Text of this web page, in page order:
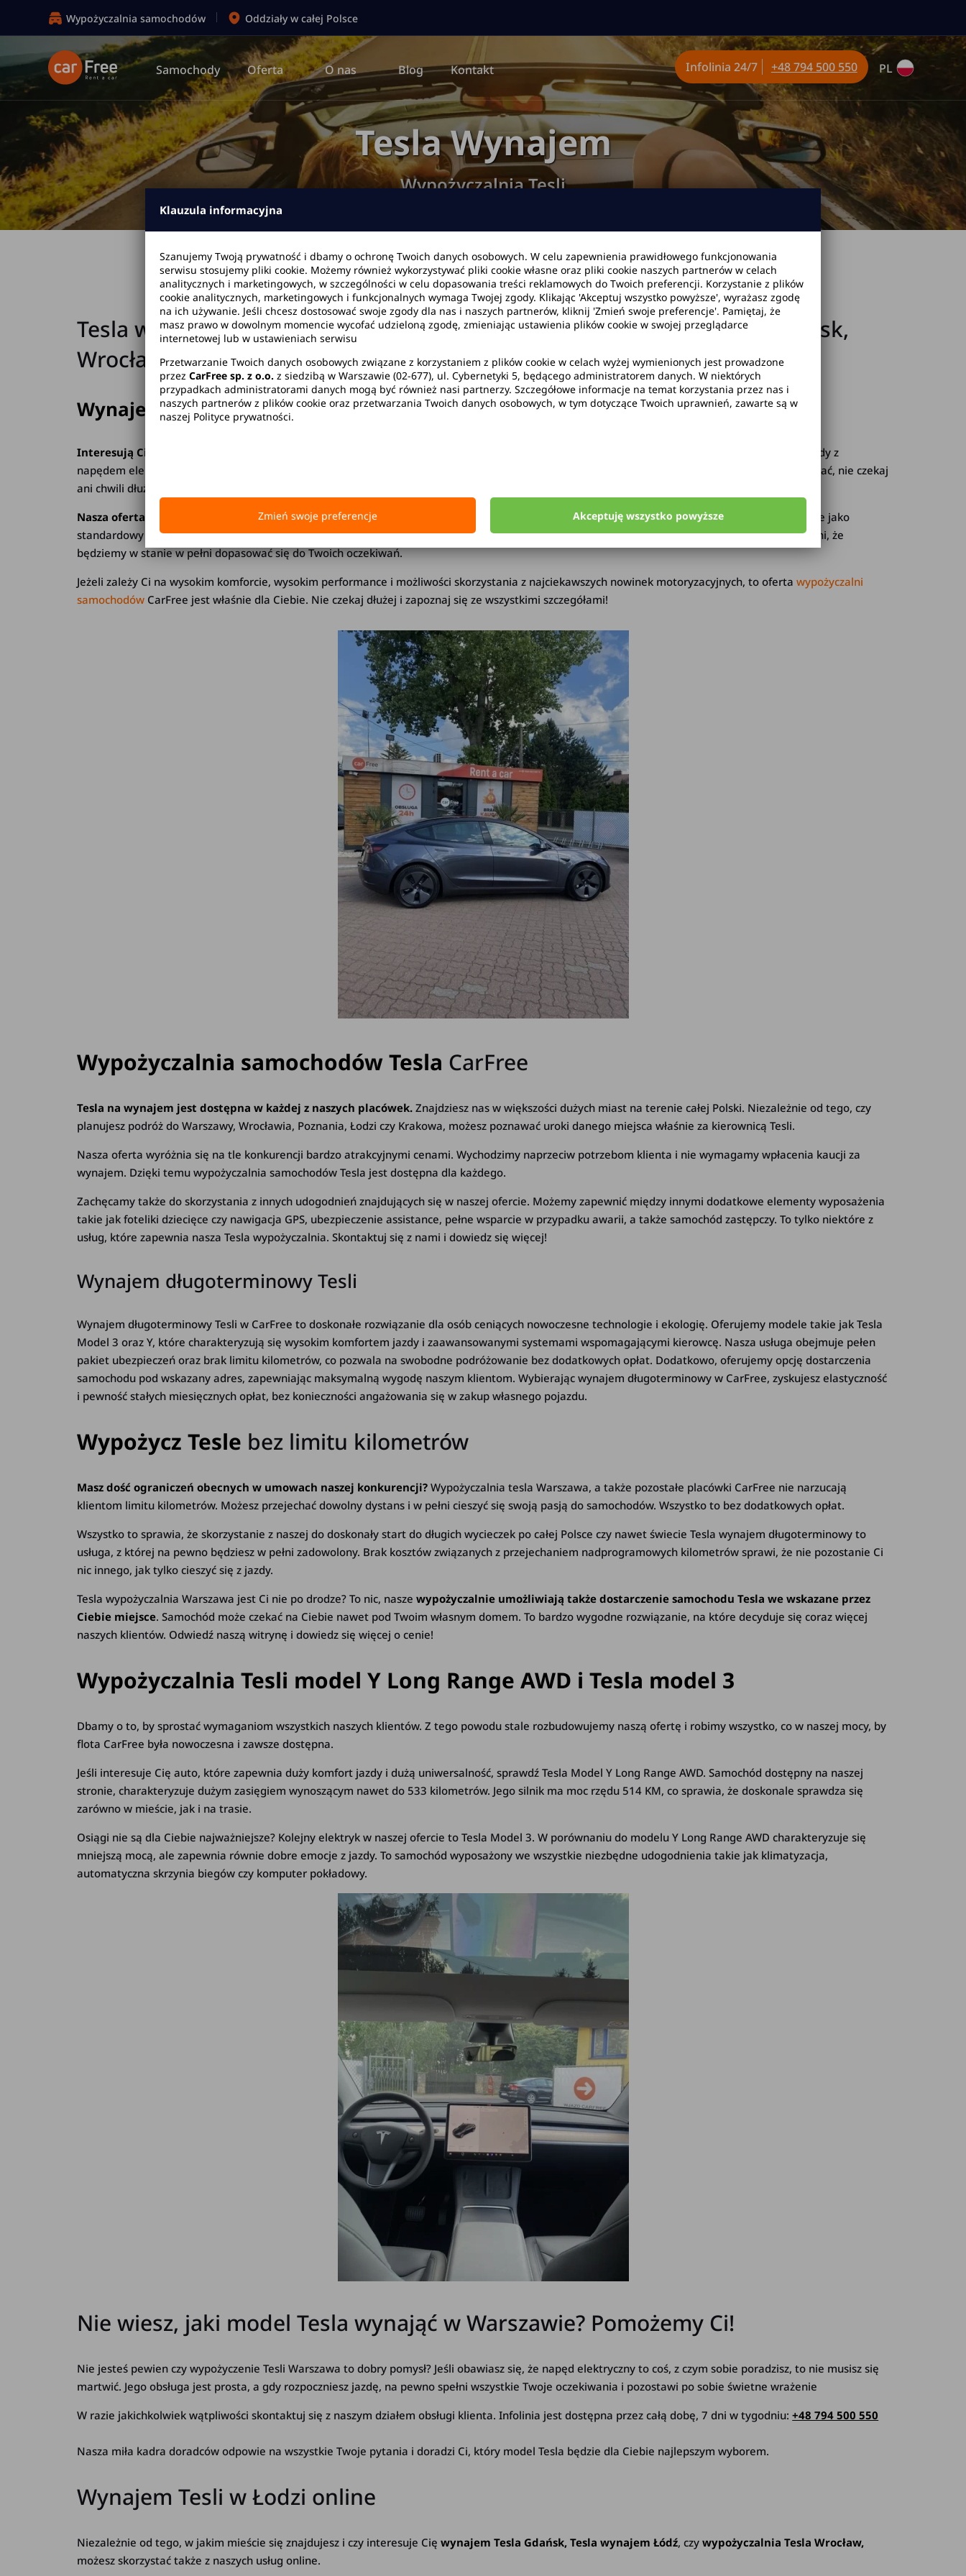
Tesla Wynajem
Wypożyczalnia Tesli
Wypożyczalnia samochodów Oddziały w całej Polsce
Samochody Oferta O nas Blog Kontakt Infolinia 24/7 +48 794 500 550 PL
Strona główna Oferta Wypożyczalnia Samochodów Elektrycznych Tesla Wynajem
Tesla wynajem długoterminowy, wynajem Tesli Warszawa, Kraków, Gdańsk,
Wrocław, Katowice
Wynajem Tesli- sprawdź ofertę
Interesują Cię auta przyszłości? W takim razie nie zastanawiaj się ani chwili dłużej i skorzystaj z naszej oferty na wynajem Tesli.
Samochody z
napędem elektrycznym stają się z roku na rok coraz popularniejsze, gwarantując zupełnie nowe wrażenia płynące z jazdy. Jeżeli też chcesz je poznać, nie czekaj
ani chwili dłużej.
Nasza oferta skierowana jest dla turystów, klientów indywidualnych, a także osób prowadzących firmy. Nasze auto może być wykorzystane jako
standardowy środek transportu, ale także być wynajęte na różnego rodzaju uroczyste okazje, na przykład jako samochód do ślubu. Jesteśmy pewni, że
będziemy w stanie w pełni dopasować się do Twoich oczekiwań.
Jeżeli zależy Ci na wysokim komforcie, wysokim performance i możliwości skorzystania z najciekawszych nowinek motoryzacyjnych, to ofertawypożyczalni
samochodów CarFree jest właśnie dla Ciebie. Nie czekaj dłużej i zapoznaj się ze wszystkimi szczegółami!
Wypożyczalnia samochodów Tesla CarFree
Tesla na wynajem jest dostępna w każdej z naszych placówek. Znajdziesz nas w większości dużych miast na terenie całej Polski. Niezależnie od tego, czy
planujesz podróż do Warszawy, Wrocławia, Poznania, Łodzi czy Krakowa, możesz poznawać uroki danego miejsca właśnie za kierownicą Tesli.
Nasza oferta wyróżnia się na tle konkurencji bardzo atrakcyjnymi cenami. Wychodzimy naprzeciw potrzebom klienta i nie wymagamy wpłacenia kaucji za
wynajem. Dzięki temu wypożyczalnia samochodów Tesla jest dostępna dla każdego.
Zachęcamy także do skorzystania z innych udogodnień znajdujących się w naszej ofercie. Możemy zapewnić między innymi dodatkowe elementy wyposażenia
takie jak foteliki dziecięce czy nawigacja GPS, ubezpieczenie assistance, pełne wsparcie w przypadku awarii, a także samochód zastępczy. To tylko niektóre z
usług, które zapewnia nasza Tesla wypożyczalnia. Skontaktuj się z nami i dowiedz się więcej!
Wynajem długoterminowy Tesli
Wynajem długoterminowy Tesli w CarFree to doskonałe rozwiązanie dla osób ceniących nowoczesne technologie i ekologię. Oferujemy modele takie jak Tesla
Model 3 oraz Y, które charakteryzują się wysokim komfortem jazdy i zaawansowanymi systemami wspomagającymi kierowcę. Nasza usługa obejmuje pełen
pakiet ubezpieczeń oraz brak limitu kilometrów, co pozwala na swobodne podróżowanie bez dodatkowych opłat. Dodatkowo, oferujemy opcję dostarczenia
samochodu pod wskazany adres, zapewniając maksymalną wygodę naszym klientom. Wybierając wynajem długoterminowy w CarFree, zyskujesz elastyczność
i pewność stałych miesięcznych opłat, bez konieczności angażowania się w zakup własnego pojazdu.
Wypożycz Tesle bez limitu kilometrów
Masz dość ograniczeń obecnych w umowach naszej konkurencji? Wypożyczalnia tesla Warszawa, a także pozostałe placówki CarFree nie narzucają
klientom limitu kilometrów. Możesz przejechać dowolny dystans i w pełni cieszyć się swoją pasją do samochodów. Wszystko to bez dodatkowych opłat.
Wszystko to sprawia, że skorzystanie z naszej do doskonały start do długich wycieczek po całej Polsce czy nawet świecie Tesla wynajem długoterminowy to
usługa, z której na pewno będziesz w pełni zadowolony. Brak kosztów związanych z przejechaniem nadprogramowych kilometrów sprawi, że nie pozostanie Ci
nic innego, jak tylko cieszyć się z jazdy.
Tesla wypożyczalnia Warszawa jest Ci nie po drodze? To nic, naszewypożyczalnie umożliwiają także dostarczenie samochodu Tesla we wskazane przez
Ciebie miejsce. Samochód może czekać na Ciebie nawet pod Twoim własnym domem. To bardzo wygodne rozwiązanie, na które decyduje się coraz więcej
naszych klientów. Odwiedź naszą witrynę i dowiedz się więcej o cenie!
Wypożyczalnia Tesli model Y Long Range AWD i Tesla model 3
Dbamy o to, by sprostać wymaganiom wszystkich naszych klientów. Z tego powodu stale rozbudowujemy naszą ofertę i robimy wszystko, co w naszej mocy, by
flota CarFree była nowoczesna i zawsze dostępna.
Jeśli interesuje Cię auto, które zapewnia duży komfort jazdy i dużą uniwersalność, sprawdź Tesla Model Y Long Range AWD. Samochód dostępny na naszej
stronie, charakteryzuje dużym zasięgiem wynoszącym nawet do 533 kilometrów. Jego silnik ma moc rzędu 514 KM, co sprawia, że doskonale sprawdza się
zarówno w mieście, jak i na trasie.
Osiągi nie są dla Ciebie najważniejsze? Kolejny elektryk w naszej ofercie to Tesla Model 3. W porównaniu do modelu Y Long Range AWD charakteryzuje się
mniejszą mocą, ale zapewnia równie dobre emocje z jazdy. To samochód wyposażony we wszystkie niezbędne udogodnienia takie jak klimatyzacja,
automatyczna skrzynia biegów czy komputer pokładowy.
Nie wiesz, jaki model Tesla wynająć w Warszawie? Pomożemy Ci!
Nie jesteś pewien czy wypożyczenie Tesli Warszawa to dobry pomysł? Jeśli obawiasz się, że napęd elektryczny to coś, z czym sobie poradzisz, to nie musisz się
martwić. Jego obsługa jest prosta, a gdy rozpoczniesz jazdę, na pewno spełni wszystkie Twoje oczekiwania i pozostawi po sobie świetne wrażenie
W razie jakichkolwiek wątpliwości skontaktuj się z naszym działem obsługi klienta. Infolinia jest dostępna przez całą dobę, 7 dni w tygodniu:+48 794 500 550
Nasza miła kadra doradców odpowie na wszystkie Twoje pytania i doradzi Ci, który model Tesla będzie dla Ciebie najlepszym wyborem.
Wynajem Tesli w Łodzi online
Niezależnie od tego, w jakim mieście się znajdujesz i czy interesuje Cięwynajem Tesla Gdańsk, Tesla wynajem Łódź, czywypożyczalnia Tesla Wrocław,
możesz skorzystać także z naszych usług online.
Klauzula informacyjna
Szanujemy Twoją prywatność i dbamy o ochronę Twoich danych osobowych. W celu zapewnienia prawidłowego funkcjonowania
serwisu stosujemy pliki cookie. Możemy również wykorzystywać pliki cookie własne oraz pliki cookie naszych partnerów w celach
analitycznych i marketingowych, w szczególności w celu dopasowania treści reklamowych do Twoich preferencji. Korzystanie z plików
cookie analitycznych, marketingowych i funkcjonalnych wymaga Twojej zgody. Klikając 'Akceptuj wszystko powyższe', wyrażasz zgodę
na ich używanie. Jeśli chcesz dostosować swoje zgody dla nas i naszych partnerów, kliknij 'Zmień swoje preferencje'. Pamiętaj, że
masz prawo w dowolnym momencie wycofać udzieloną zgodę, zmieniając ustawienia plików cookie w swojej przeglądarce
internetowej lub w ustawieniach serwisu
Przetwarzanie Twoich danych osobowych związane z korzystaniem z plików cookie w celach wyżej wymienionych jest prowadzone
przez CarFree sp. z o.o. z siedzibą w Warszawie (02-677), ul. Cybernetyki 5, będącego administratorem danych. W niektórych
przypadkach administratorami danych mogą być również nasi partnerzy. Szczegółowe informacje na temat korzystania przez nas i
naszych partnerów z plików cookie oraz przetwarzania Twoich danych osobowych, w tym dotyczące Twoich uprawnień, zawarte są w
naszej Polityce prywatności.
Zmień swoje preferencje Akceptuję wszystko powyższe